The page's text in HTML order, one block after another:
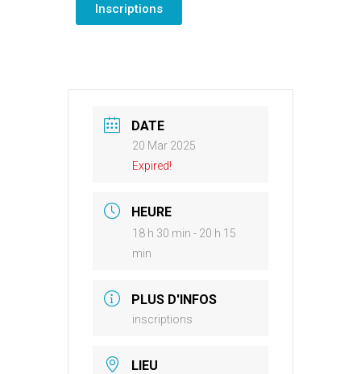
Inscriptions
DATE
20 Mar 2025
Expired!
HEURE
18 h 30 min - 20 h 15
min
PLUS D'INFOS
inscriptions
LIEU